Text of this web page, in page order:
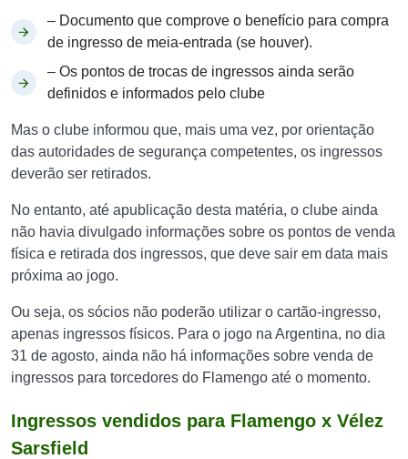
– Documento que comprove o benefício para compra
de ingresso de meia-entrada (se houver).
– Os pontos de trocas de ingressos ainda serão
definidos e informados pelo clube
Mas o clube informou que, mais uma vez, por orientação
das autoridades de segurança competentes, os ingressos
deverão ser retirados.
No entanto, até apublicação desta matéria, o clube ainda
não havia divulgado informações sobre os pontos de venda
física e retirada dos ingressos, que deve sair em data mais
próxima ao jogo.
Ou seja, os sócios não poderão utilizar o cartão-ingresso,
apenas ingressos físicos. Para o jogo na Argentina, no dia
31 de agosto, ainda não há informações sobre venda de
ingressos para torcedores do Flamengo até o momento.
Ingressos vendidos para Flamengo x Vélez
Sarsfield